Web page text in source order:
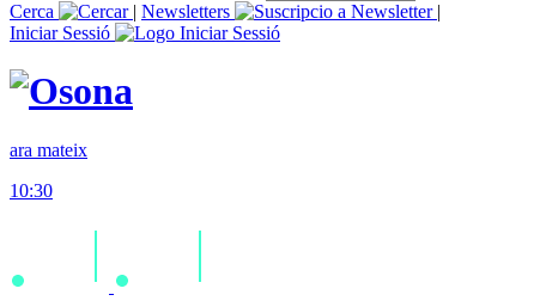
Cerca
| Newsletters
|
Iniciar Sessió
ara mateix
10:30